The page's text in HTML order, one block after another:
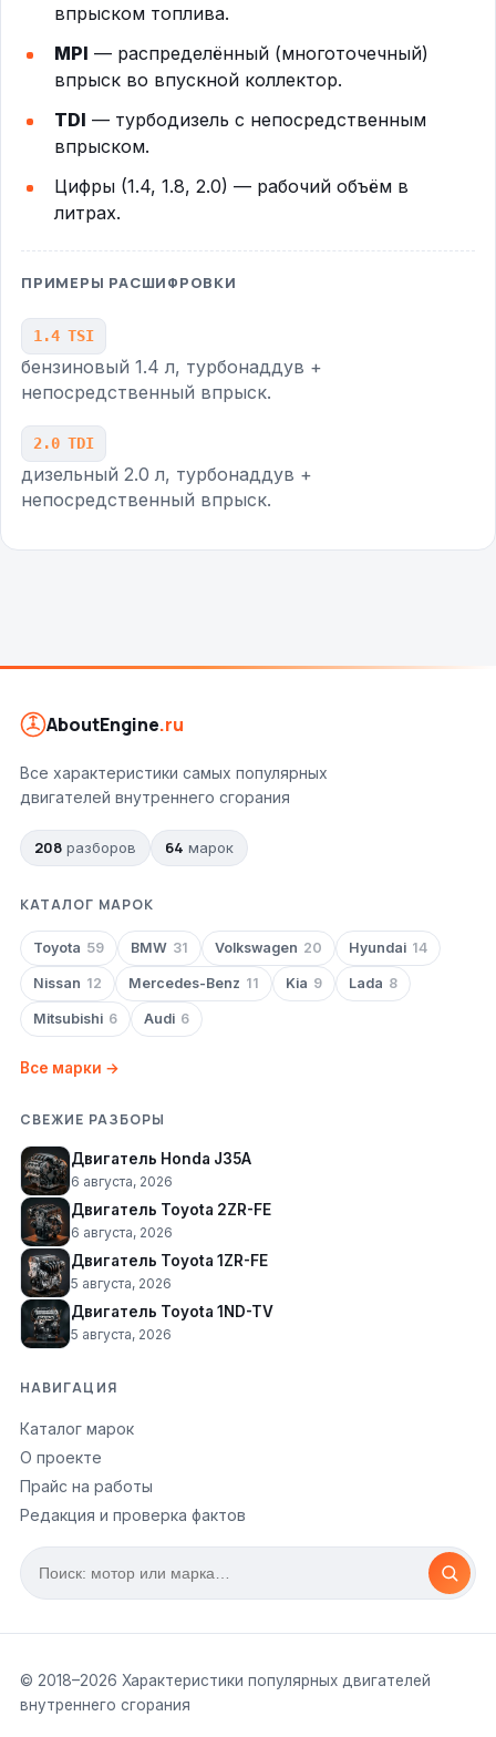
впрыском топлива.
MPI — распределённый (многоточечный)
впрыск во впускной коллектор.
TDI — турбодизель с непосредственным
впрыском.
Цифры (1.4, 1.8, 2.0) — рабочий объём в
литрах.
ПРИМЕРЫ РАСШИФРОВКИ
1.4 TSI
бензиновый 1.4 л, турбонаддув +
непосредственный впрыск.
2.0 TDI
дизельный 2.0 л, турбонаддув +
непосредственный впрыск.
AboutEngine.ru
Все характеристики самых популярных
двигателей внутреннего сгорания
208 разборов 64 марок
КАТАЛОГ МАРОК
Toyota 59 BMW 31 Volkswagen 20 Hyundai 14
Nissan 12 Mercedes-Benz 11 Kia 9 Lada 8
Mitsubishi 6 Audi 6
Все марки →
СВЕЖИЕ РАЗБОРЫ
Двигатель Honda J35A
6 августа, 2026
Двигатель Toyota 2ZR-FE
6 августа, 2026
Двигатель Toyota 1ZR-FE
5 августа, 2026
Двигатель Toyota 1ND-TV
5 августа, 2026
НАВИГАЦИЯ
Каталог марок
О проекте
Прайс на работы
Редакция и проверка фактов
© 2018–2026 Характеристики популярных двигателей
внутреннего сгорания